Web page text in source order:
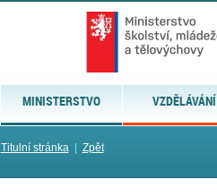
MINISTERSTVO VZDĚLÁVÁNÍ
Titulní stránka| Zpět